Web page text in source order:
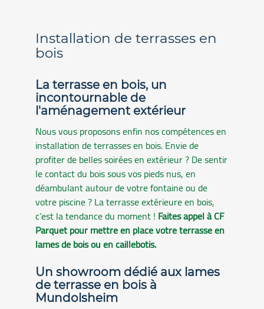
Installation de terrasses en
bois
La terrasse en bois, un
incontournable de
l'aménagement extérieur
Nous vous proposons enfin nos compétences en
installation de terrasses en bois. Envie de
profiter de belles soirées en extérieur ? De sentir
le contact du bois sous vos pieds nus, en
déambulant autour de votre fontaine ou de
votre piscine ? La terrasse extérieure en bois,
c’est la tendance du moment ! Faites appel à CF
Parquet pour mettre en place votre terrasse en
lames de bois ou en caillebotis.
Un showroom dédié aux lames
de terrasse en bois à
Mundolsheim